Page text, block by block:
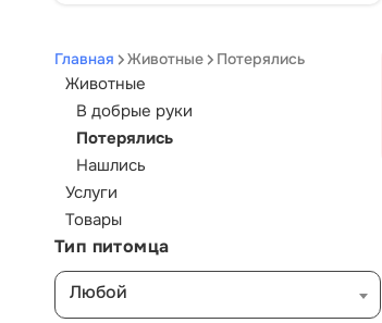
Главная Животные Потерялись
Животные
В добрые руки
Потерялись
Нашлись
Услуги
Товары
Тип питомца
Любой